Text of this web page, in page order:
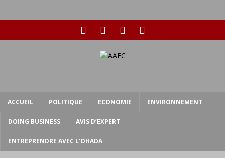
ACCUEIL POLITIQUE ECONOMIE ENVIRONNEMENT
DOING BUSINESS AVIS D’EXPERT
ENTREPRENDRE AVEC L’OHADA